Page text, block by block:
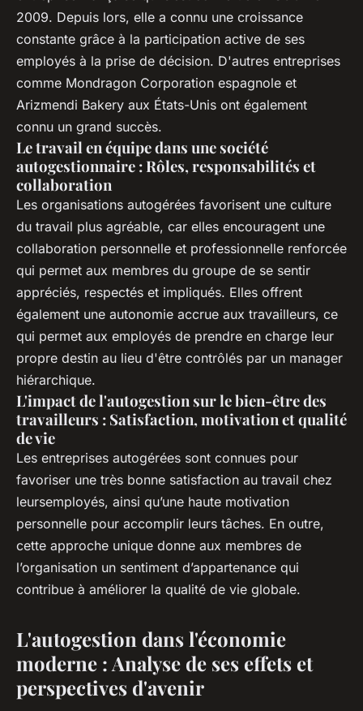
2009. Depuis lors, elle a connu une croissance
constante grâce à la participation active de ses
employés à la prise de décision. D'autres entreprises
comme Mondragon Corporation espagnole et
Arizmendi Bakery aux États-Unis ont également
connu un grand succès.
Le travail en équipe dans une société
autogestionnaire : Rôles, responsabilités et
collaboration
Les organisations autogérées favorisent une culture
du travail plus agréable, car elles encouragent une
collaboration personnelle et professionnelle renforcée
qui permet aux membres du groupe de se sentir
appréciés, respectés et impliqués. Elles offrent
également une autonomie accrue aux travailleurs, ce
qui permet aux employés de prendre en charge leur
propre destin au lieu d'être contrôlés par un manager
hiérarchique.
L'impact de l'autogestion sur le bien-être des
travailleurs : Satisfaction, motivation et qualité
de vie
Les entreprises autogérées sont connues pour
favoriser une très bonne satisfaction au travail chez
leursemployés, ainsi qu’une haute motivation
personnelle pour accomplir leurs tâches. En outre,
cette approche unique donne aux membres de
l’organisation un sentiment d’appartenance qui
contribue à améliorer la qualité de vie globale.
L'autogestion dans l'économie
moderne : Analyse de ses effets et
perspectives d'avenir